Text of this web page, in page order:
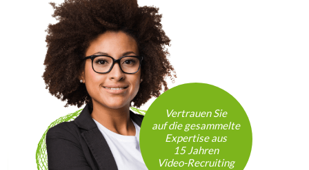
Vertrauen Sie
auf die gesammelte
Expertise aus
15 Jahren
Video-Recruiting